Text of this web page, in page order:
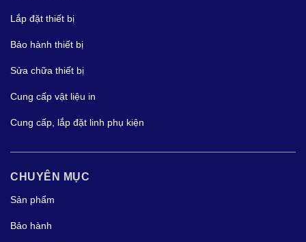
Lắp đặt thiết bị
Bảo hành thiết bị
Sửa chữa thiết bị
Cung cấp vật liệu in
Cung cấp, lắp đặt linh phụ kiện
CHUYÊN MỤC
Sản phẩm
Bảo hành